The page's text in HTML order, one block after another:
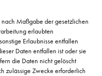
Maßgabe der gesetzlichen
erlaubten
Erlaubnisse entfallen
Daten entfallen ist oder sie
die Daten nicht gelöscht
zulässige Zwecke erforderlich